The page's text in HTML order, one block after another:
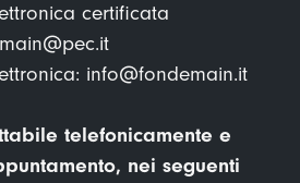
certificata
info@fondemain.it
telefonicamente e
nei seguenti